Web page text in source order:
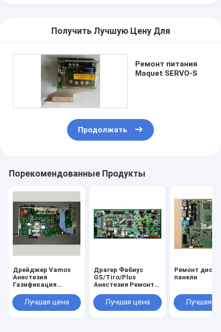
Получить Лучшую Цену Для
Ремонт питания
Maquet SERVO-S
Продолжать
Порекомендованные Продукты
Дрейджер Vamos
Анестезия
Газификация
Электроснабжение
Ремонт
Лучшая цена
Драгер Фабиус
GS/Tiro/Plus
Анестезия Ремонт
Лучшая цена
Ремонт
панели
Лучшая